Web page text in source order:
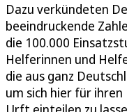
Dazu verkündeten
beeindruckende
die 100.000
Helferinnen und
die aus ganz
um sich hier für